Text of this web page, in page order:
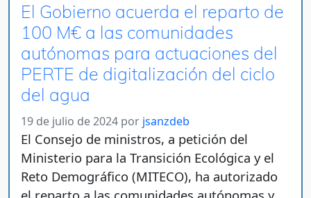
El Gobierno acuerda el reparto de
100 M€ a las comunidades
autónomas para actuaciones del
PERTE de digitalización del ciclo
del agua
19 de julio de 2024 por jsanzdeb
El Consejo de ministros, a petición del
Ministerio para la Transición Ecológica y el
Reto Demográfico (MITECO), ha autorizado